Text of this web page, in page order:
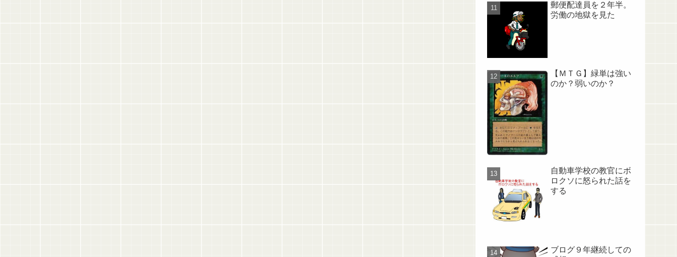
郵便配達員を２年半。
労働の地獄を見た
【ＭＴＧ】緑単は強い
のか？弱いのか？
自動車学校の教官にボ
ロクソに怒られた話を
する
ブログ９年継続しての